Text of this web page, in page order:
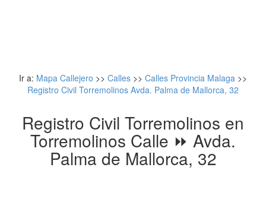
Ir a: Mapa Callejero >> Calles >> Calles Provincia Malaga >>
Registro Civil Torremolinos Avda. Palma de Mallorca, 32
Registro Civil Torremolinos en
Torremolinos Calle ⏩ Avda.
Palma de Mallorca, 32